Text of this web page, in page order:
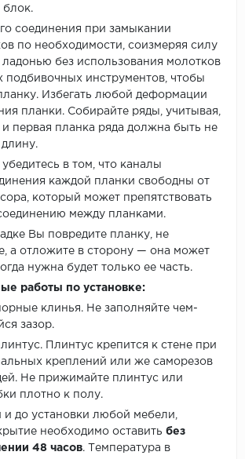
блок.
соединения при замыкании
по необходимости, соизмеряя силу
ладонью без использования молотков
подбивочных инструментов, чтобы
Избегать любой деформации
планки. Собирайте ряды, учитывая,
и первая планка ряда должна быть не
в том, что каналы
каждой планки свободны от
который может препятствовать
между планками.
Вы повредите планку, не
а отложите в сторону — она может
нужна будет только ее часть.
работы по установке:
клинья. Не заполняйте чем-
зазор.
Плинтус крепится к стене при
креплений или же саморезов
Не прижимайте плинтус или
плотно к полу.
и до установки любой мебели,
необходимо оставить без
48 часов. Температура в